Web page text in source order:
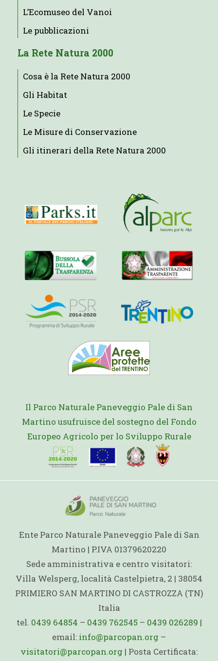
L’Ecomuseo del Vanoi
Le pubblicazioni
La Rete Natura 2000
Cosa è la Rete Natura 2000
Gli Habitat
Le Specie
Le Misure di Conservazione
Gli itinerari della Rete Natura 2000
Il Parco Naturale Paneveggio Pale di San
Martino usufruisce del sostegno del Fondo
Europeo Agricolo per lo Sviluppo Rurale
Ente Parco Naturale Paneveggio Pale di San
Martino | P.IVA 01379620220
Sede amministrativa e centro visitatori:
Villa Welsperg, località Castelpietra, 2 | 38054
PRIMIERO SAN MARTINO DI CASTROZZA (TN)
Italia
tel. 0439 64854 – 0439 762545 – 0439 026289 |
email: info@parcopan.org –
visitatori@parcopan.org | Posta Certificata: